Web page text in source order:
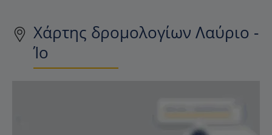
Χάρτης δρομολογίων Λαύριο -
Ίο